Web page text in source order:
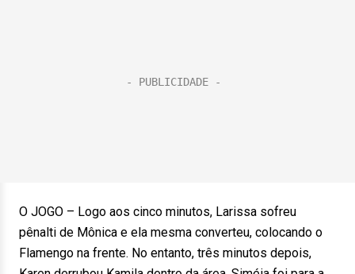
O JOGO – Logo aos cinco minutos, Larissa sofreu
pênalti de Mônica e ela mesma converteu, colocando o
Flamengo na frente. No entanto, três minutos depois,